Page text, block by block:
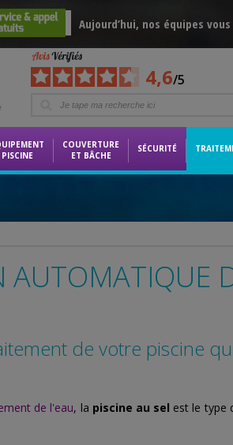
Aujourd’hui, nos équipes
4,6/5
PISCINE
COUVERTURE
ET BÂCHE
SÉCURITÉ
AUTOMATIQUE
de votre piscine
de l'eau, la piscine au sel est le type